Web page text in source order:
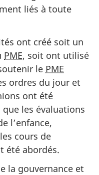
liés à toute
ont créé soit un
PME, soit ont utilisé
le PME
ordres du jour et
ont été
les évaluations
l’enfance,
cours de
été abordés.
la gouvernance et